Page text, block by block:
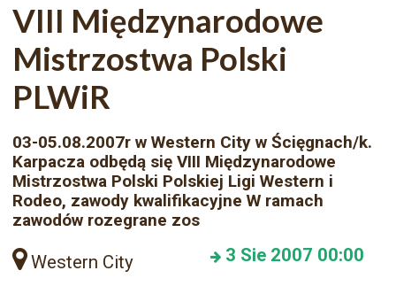
VIII Międzynarodowe
Mistrzostwa Polski
PLWiR
03-05.08.2007r w Western City w Ścięgnach/k.
Karpacza odbędą się VIII Międzynarodowe
Mistrzostwa Polski Polskiej Ligi Western i
Rodeo, zawody kwalifikacyjne W ramach
zawodów rozegrane zos
Western City 3 Sie 2007 00:00